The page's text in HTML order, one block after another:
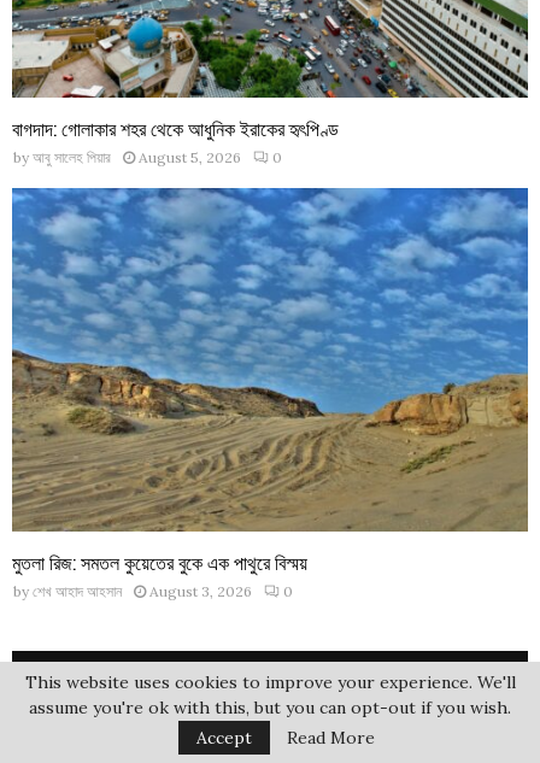
বাগদাদ: গোলাকার শহর থেকে আধুনিক ইরাকের হৃৎপিণ্ড
by আবু সালেহ পিয়ার August 5, 2026 0
মুতলা রিজ: সমতল কুয়েতের বুকে এক পাথুরে বিস্ময়
by শেখ আহাদ আহসান August 3, 2026 0
CATEGORIES
This website uses cookies to improve your experience. We'll
assume you're ok with this, but you can opt-out if you wish.
Accept
Read More